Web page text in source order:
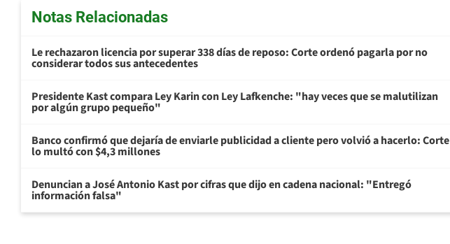
Notas Relacionadas
Le rechazaron licencia por superar 338 días de reposo: Corte ordenó pagarla por no
considerar todos sus antecedentes
Presidente Kast compara Ley Karin con Ley Lafkenche: "hay veces que se malutilizan
por algún grupo pequeño"
Banco confirmó que dejaría de enviarle publicidad a cliente pero volvió a hacerlo: Corte
lo multó con $4,3 millones
Denuncian a José Antonio Kast por cifras que dijo en cadena nacional: "Entregó
información falsa"